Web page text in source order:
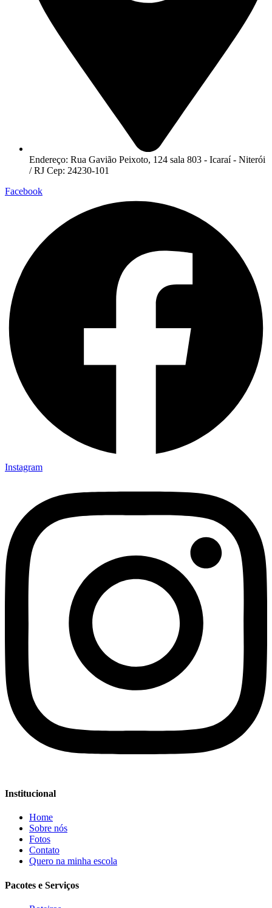
Endereço: Rua Gavião Peixoto, 124 sala 803 - Icaraí - Niterói
/ RJ Cep: 24230-101
Facebook
Instagram
Institucional
Home
Sobre nós
Fotos
Contato
Quero na minha escola
Pacotes e Serviços